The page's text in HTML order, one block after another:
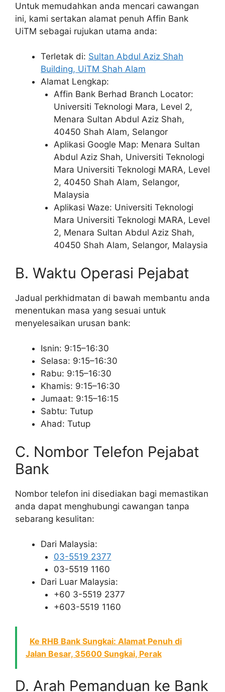
Untuk memudahkan anda mencari cawangan
ini, kami sertakan alamat penuh Affin Bank
UiTM sebagai rujukan utama anda:
Terletak di: Sultan Abdul Aziz Shah
Building, UiTM Shah Alam
Alamat Lengkap:
Affin Bank Berhad Branch Locator:
Universiti Teknologi Mara, Level 2,
Menara Sultan Abdul Aziz Shah,
40450 Shah Alam, Selangor
Aplikasi Google Map: Menara Sultan
Abdul Aziz Shah, Universiti Teknologi
Mara Universiti Teknologi MARA, Level
2, 40450 Shah Alam, Selangor,
Malaysia
Aplikasi Waze: Universiti Teknologi
Mara Universiti Teknologi MARA, Level
2, Menara Sultan Abdul Aziz Shah,
40450 Shah Alam, Selangor, Malaysia
B. Waktu Operasi Pejabat
Jadual perkhidmatan di bawah membantu anda
menentukan masa yang sesuai untuk
menyelesaikan urusan bank:
Isnin: 9:15–16:30
Selasa: 9:15–16:30
Rabu: 9:15–16:30
Khamis: 9:15–16:30
Jumaat: 9:15–16:15
Sabtu: Tutup
Ahad: Tutup
C. Nombor Telefon Pejabat
Bank
Nombor telefon ini disediakan bagi memastikan
anda dapat menghubungi cawangan tanpa
sebarang kesulitan:
Dari Malaysia:
03-5519 2377
03-5519 1160
Dari Luar Malaysia:
+60 3-5519 2377
+603-5519 1160
Ke RHB Bank Sungkai: Alamat Penuh di
Jalan Besar, 35600 Sungkai, Perak
D. Arah Pemanduan ke Bank